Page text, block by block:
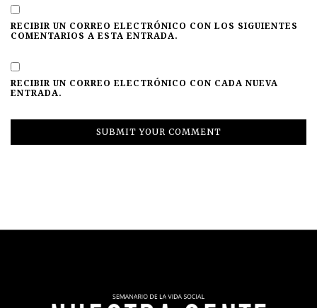
RECIBIR UN CORREO ELECTRÓNICO CON LOS SIGUIENTES
COMENTARIOS A ESTA ENTRADA.
RECIBIR UN CORREO ELECTRÓNICO CON CADA NUEVA
ENTRADA.